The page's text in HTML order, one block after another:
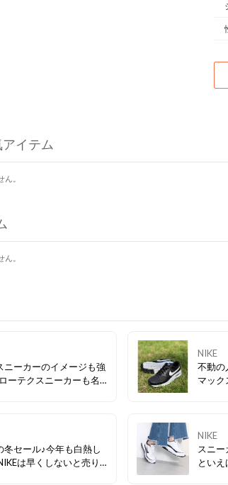
イテム
。
。
ニーカーのイメージも強
ーテクスニーカーも名
NIKE
不動
マック
冬セール♪今年も白熱し
NIKE
スニ
とい